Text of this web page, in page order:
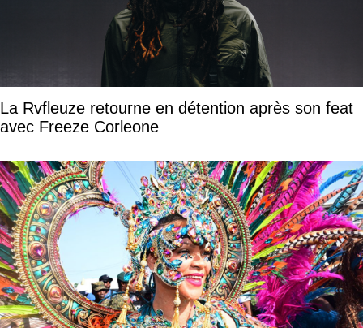
La Rvfleuze retourne en détention après son feat
avec Freeze Corleone